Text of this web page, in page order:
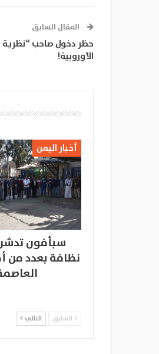
المقال السابق
حظر دخول صاحب “نظرية
الأوروبية!
أخبار اليمن
سبأفون
نظافة بعدد من
السابق التالي